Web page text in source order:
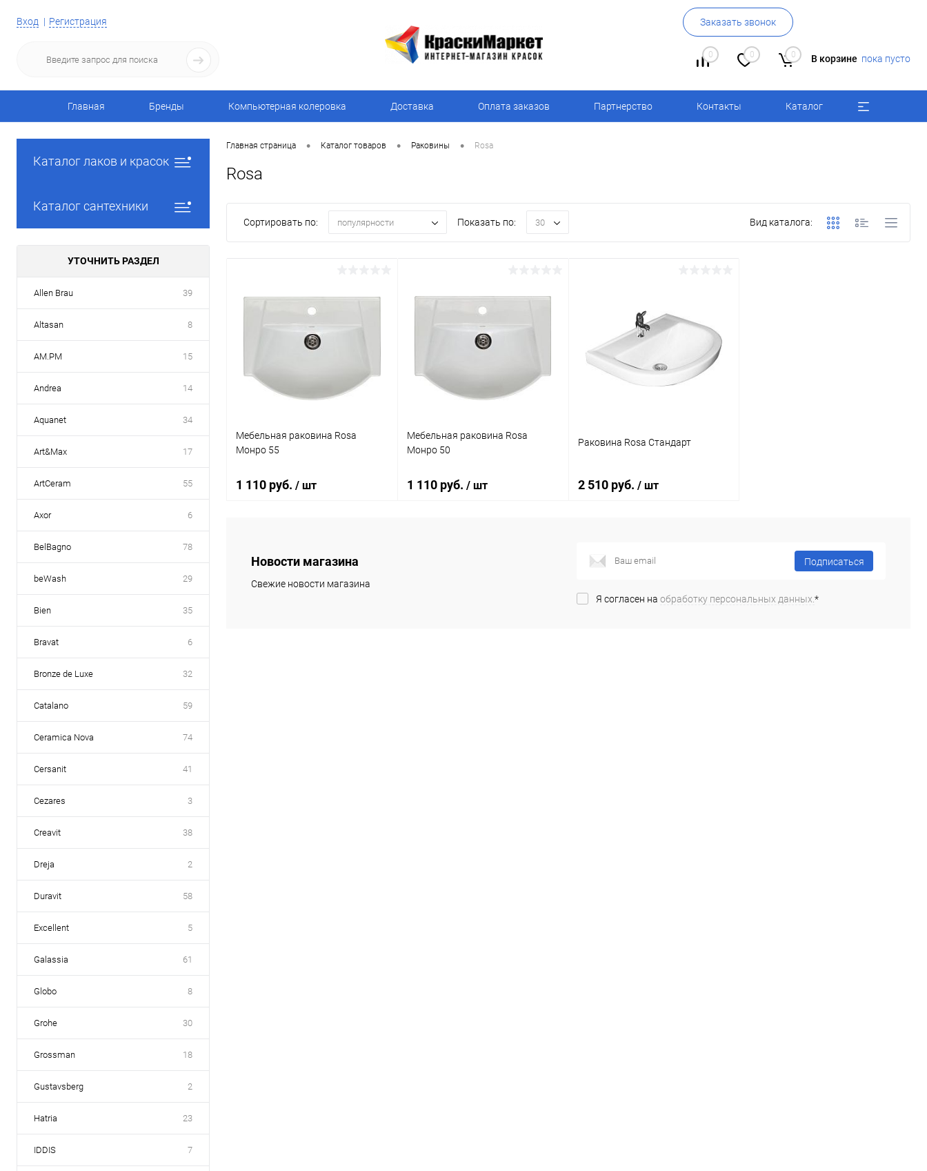
Вход Регистрация Заказать звонок
0 0 0 В корзине пока пусто
Главная Бренды Компьютерная колеровка Доставка Оплата заказов Партнерство Контакты Каталог
Каталог лаков и красок
Каталог сантехники
УТОЧНИТЬ РАЗДЕЛ
Allen Brau 39
Altasan 8
AM.PM 15
Andrea 14
Aquanet 34
Art&Max 17
ArtCeram 55
Axor 6
BelBagno 78
beWash 29
Bien 35
Bravat 6
Bronze de Luxe 32
Catalano 59
Ceramica Nova 74
Cersanit 41
Cezares 3
Creavit 38
Dreja 2
Duravit 58
Excellent 5
Galassia 61
Globo 8
Grohe 30
Grossman 18
Gustavsberg 2
Hatria 23
IDDIS 7
Главная страница • Каталог товаров • Раковины • Rosa
Rosa
Сортировать по: популярности Показать по: 30 Вид каталога:
Мебельная раковина Rosa
Монро 55
1 110 руб. / шт
Купить в 1 клик
Мебельная раковина Rosa
Монро 50
1 110 руб. / шт
Раковина Rosa Стандарт
2 510 руб. / шт
В избранное Под заказ
Новости магазина
Свежие новости магазина
Подписаться
Я согласен на обработку персональных данных. *